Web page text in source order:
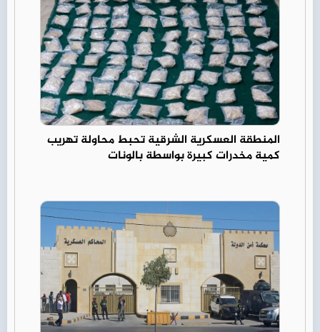
المنطقة العسكرية الشرقية تحبط محاولة تهريب
كمية مخدرات كبيرة بواسطة بالونات